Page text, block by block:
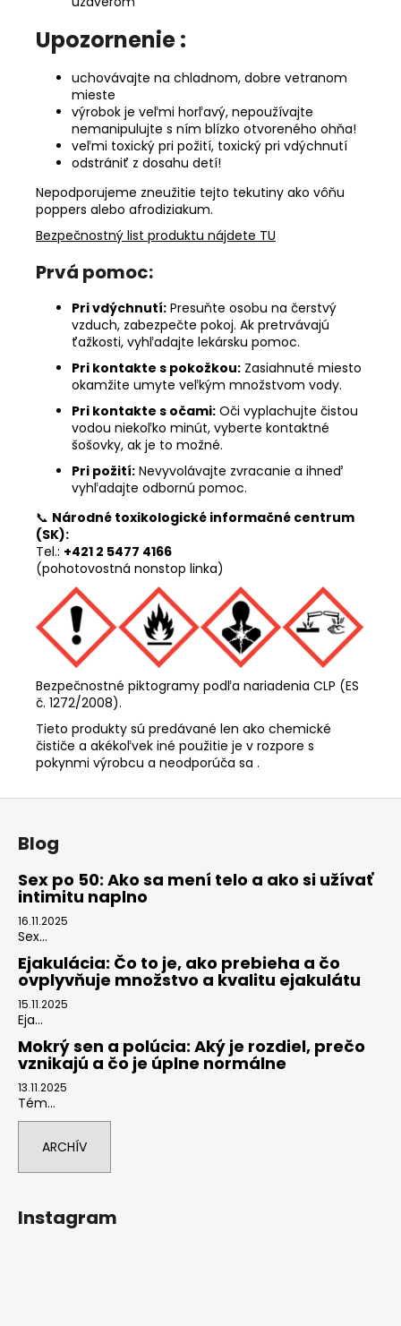
Upozornenie :
uchovávajte na chladnom, dobre vetranom
mieste
výrobok je veľmi horľavý, nepoužívajte
nemanipulujte s ním blízko otvoreného ohňa!
veľmi toxický pri požití, toxický pri vdýchnutí
odstrániť z dosahu detí!
Nepodporujeme zneužitie tejto tekutiny ako vôňu
poppers alebo afrodiziakum.
Bezpečnostný list produktu nájdete TU
Prvá pomoc:
Pri vdýchnutí: Presuňte osobu na čerstvý
vzduch, zabezpečte pokoj. Ak pretrvávajú
ťažkosti, vyhľadajte lekársku pomoc.
Pri kontakte s pokožkou: Zasiahnuté miesto
okamžite umyte veľkým množstvom vody.
Pri kontakte s očami: Oči vyplachujte čistou
vodou niekoľko minút, vyberte kontaktné
šošovky, ak je to možné.
Pri požití: Nevyvolávajte zvracanie a ihneď
vyhľadajte odbornú pomoc.
📞 Národné toxikologické informačné centrum
(SK):
Tel.: +421 2 5477 4166
(pohotovostná nonstop linka)
Bezpečnostné piktogramy podľa nariadenia CLP (ES
č. 1272/2008).
Tieto produkty sú predávané len ako chemické
čističe a akékoľvek iné použitie je v rozpore s
pokynmi výrobcu a neodporúča sa .
Z
Blog
Sex po 50: Ako sa mení telo a ako si užívať
intimitu naplno
16.11.2025
Sex...
Ejakulácia: Čo to je, ako prebieha a čo
ovplyvňuje množstvo a kvalitu ejakulátu
15.11.2025
Eja...
Mokrý sen a polúcia: Aký je rozdiel, prečo
vznikajú a čo je úplne normálne
13.11.2025
Tém...
ARCHÍV
Instagram